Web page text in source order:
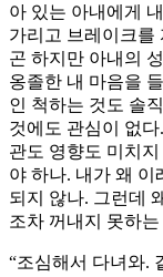
아 있는 아내에게
가리고 브레이크를
곤 하지만 아내의
옹졸한 내 마음을
인 척하는 것도 솔
것에도 관심이 없
관도 영향도 미치
야 하나. 내가 왜 이
되지 않나. 그런데
조차 꺼내지 못하는
“조심해서 다녀와.